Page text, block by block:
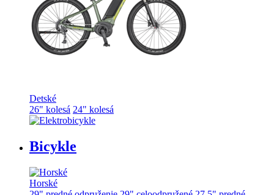
Detské
26" kolesá 24" kolesá
Bicykle
Horské